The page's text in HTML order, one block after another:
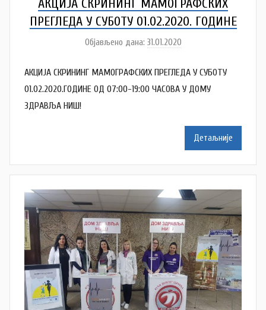
АКЦИЈА СКРИНИНГ МАМОГРАФСКИХ
ПРЕГЛЕДА У СУБОТУ 01.02.2020. ГОДИНЕ
Објављено дана: 31.01.2020
т
о
m
Z
r
a
v
l
j
a
АКЦИЈА СКРИНИНГ МАМОГРАФСКИХ ПРЕГЛЕДА У СУБОТУ
01.02.2020.ГОДИНЕ ОД 07:00-19:00 ЧАСОВА У ДОМУ
ЗДРАВЉА НИШ!
Детаљније